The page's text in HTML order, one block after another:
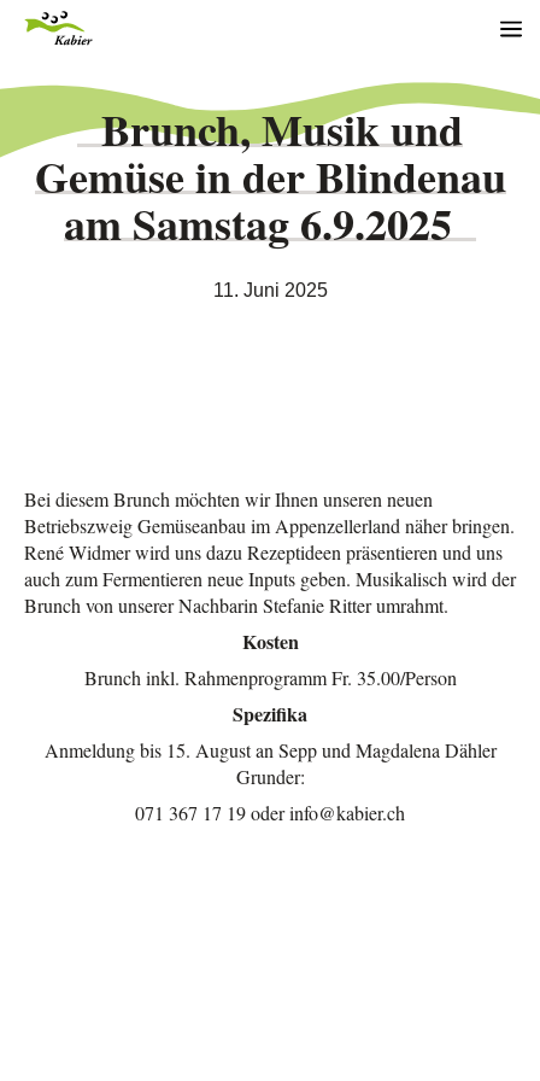
Jump to main content
Brunch, Musik und
Gemüse in der Blindenau
am Samstag 6.9.2025
11. Juni 2025
Bei diesem Brunch möchten wir Ihnen unseren neuen
Betriebszweig Gemüseanbau im Appenzellerland näher bringen.
René Widmer wird uns dazu Rezeptideen präsentieren und uns
auch zum Fermentieren neue Inputs geben. Musikalisch wird der
Brunch von unserer Nachbarin Stefanie Ritter umrahmt.
Kosten
Brunch inkl. Rahmenprogramm Fr. 35.00/Person
Spezifika
Anmeldung bis 15. August an Sepp und Magdalena Dähler
Grunder:
071 367 17 19 oder info@kabier.ch
Site information